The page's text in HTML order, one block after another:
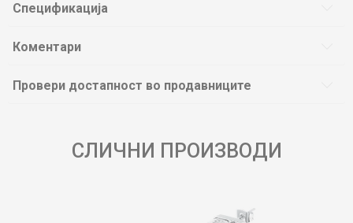
Спецификација
Коментари
Провери достапност во продавниците
СЛИЧНИ ПРОИЗВОДИ